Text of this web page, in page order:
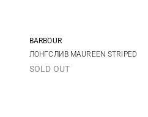
S M
BARBOUR
ЛОНГСЛИВ MAUREEN STRIPED
SOLD OUT